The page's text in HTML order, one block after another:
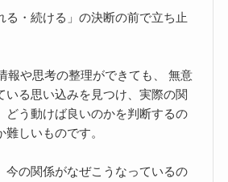
る・続ける」の決断の前で立ち止
報や思考の整理ができても、 無意
いる思い込みを見つけ、実際の関
どう動けば良いのかを判断するの
しいものです。
今の関係がなぜこうなっているの